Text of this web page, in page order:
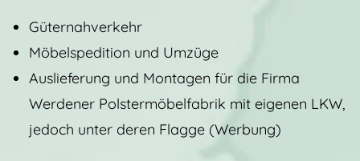
Güternahverkehr
Möbelspedition und Umzüge
Auslieferung und Montagen für die Firma
Werdener Polstermöbelfabrik mit eigenen LKW,
jedoch unter deren Flagge (Werbung)